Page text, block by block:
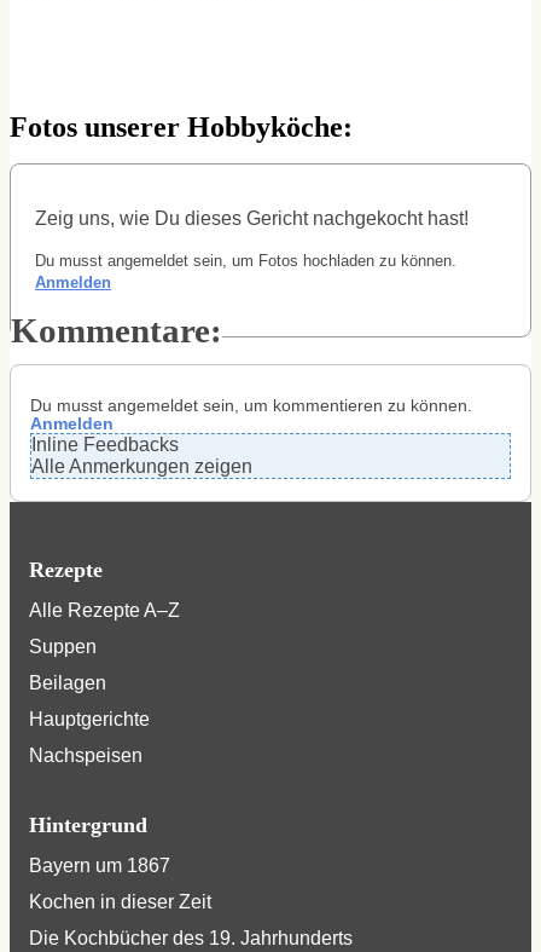
Fotos unserer Hobbyköche:
Zeig uns, wie Du dieses Gericht nachgekocht hast!
Du musst angemeldet sein, um Fotos hochladen zu können.
Anmelden
Du musst angemeldet sein, um kommentieren zu können.
Anmelden
Inline Feedbacks
Alle Anmerkungen zeigen
Rezepte
Alle Rezepte A–Z
Suppen
Beilagen
Hauptgerichte
Nachspeisen
Hintergrund
Bayern um 1867
Kochen in dieser Zeit
Die Kochbücher des 19. Jahrhunderts